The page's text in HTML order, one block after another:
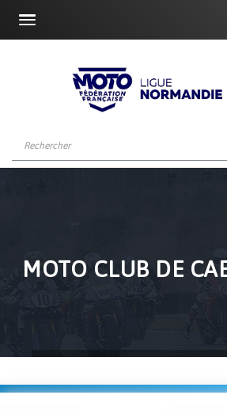
MOTO CLUB DE